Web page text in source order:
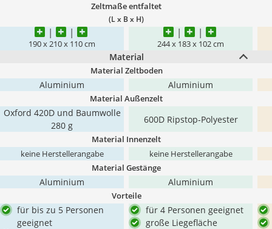
Zeltmaße entfaltet
(L x B x H)
190 x 210 x 110 cm 244 x 183 x 102 cm
Material
Material Zeltboden
Aluminium Aluminium
Material Außenzelt
Oxford 420D und Baumwolle
280 g
600D Ripstop-Polyester
Material Innenzelt
keine Herstellerangabe keine Herstellerangabe
Material Gestänge
Aluminium Aluminium
Vorteile
für bis zu 5 Personen
geeignet
für 4 Personen geeignet
große Liegefläche